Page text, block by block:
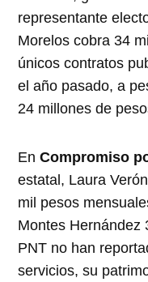
representante
Morelos cobra 34
únicos contratos
el año pasado, a
24 millones de
En Compromiso
estatal, Laura
mil pesos
Montes Hernández
PNT no han
servicios, su